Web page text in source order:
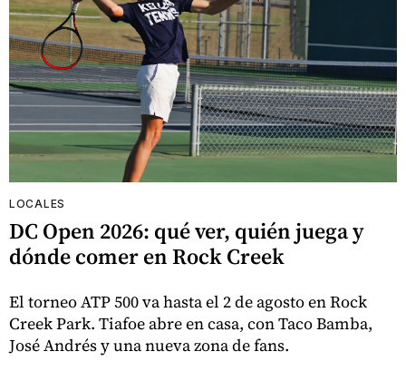
LOCALES
DC Open 2026: qué ver, quién juega y
dónde comer en Rock Creek
El torneo ATP 500 va hasta el 2 de agosto en Rock
Creek Park. Tiafoe abre en casa, con Taco Bamba,
José Andrés y una nueva zona de fans.